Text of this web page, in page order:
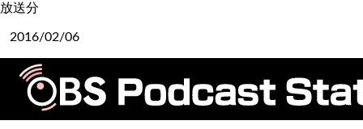
放送分
2016/02/06